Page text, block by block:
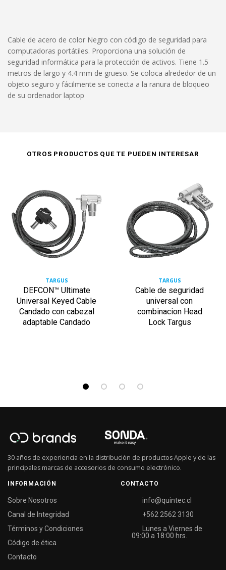
Cable de acero de color Negro con código de seguridad para
computadoras portátiles. Proporciona una solución de
seguridad informática para la protección de activos. Tiene 1.5
metros de largo y 4.4 mm de grueso. Se coloca alrededor de un
objeto seguro y fácilmente se conecta a la ranura de bloqueo
de su ordenador laptop
OTROS PRODUCTOS QUE TE PUEDEN INTERESAR
TARGUS
DEFCON™ Ultimate
Universal Keyed Cable
Candado con cabezal
adaptable Candado
TARGUS
Cable de seguridad
universal con
combinacion Head
Lock Targus
30 años de experiencia en la distribución de productos Apple y de las
principales marcas de accesorios de consumo electrónico.
INFORMACIÓN
Sobre Nosotros
Canal de Integridad
Términos y Condiciones
Código de ética
Contacto
CONTACTO
info@quintec.cl
+562 2562 3130
Lunes a Viernes de
09:00 a 18:00 hrs.